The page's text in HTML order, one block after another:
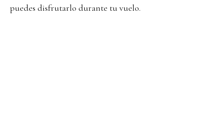
puedes disfrutarlo durante tu vuelo.